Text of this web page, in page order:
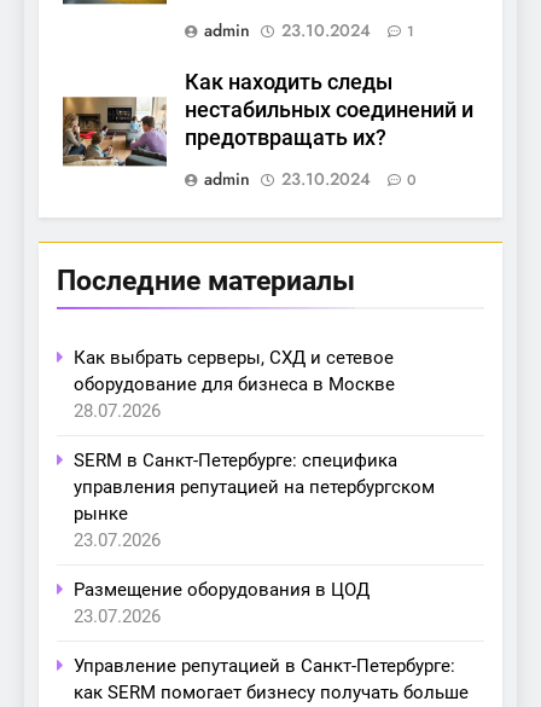
admin
23.10.2024 1
Как находить следы
нестабильных соединений и
предотвращать их?
admin
23.10.2024 0
Последние материалы
Как выбрать серверы, СХД и сетевое
оборудование для бизнеса в Москве
28.07.2026
SERM в Санкт-Петербурге: специфика
управления репутацией на петербургском
рынке
23.07.2026
Размещение оборудования в ЦОД
23.07.2026
Управление репутацией в Санкт-Петербурге:
как SERM помогает бизнесу получать больше